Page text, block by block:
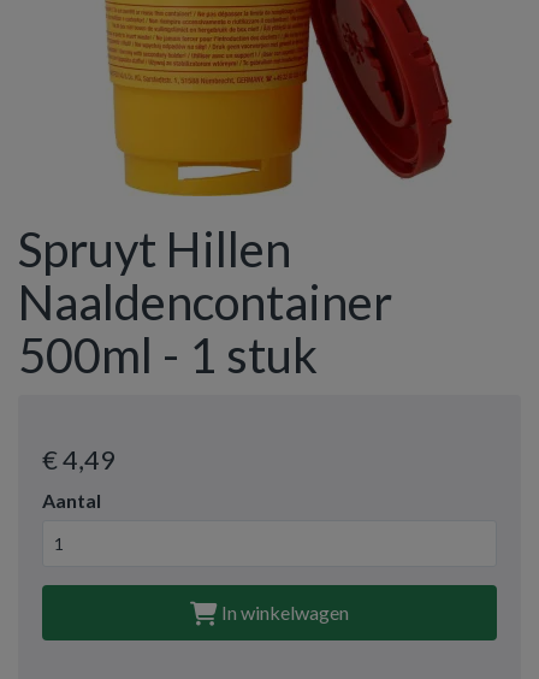
Spruyt Hillen
Naaldencontainer
500ml - 1 stuk
€ 4,49
Aantal
In winkelwagen